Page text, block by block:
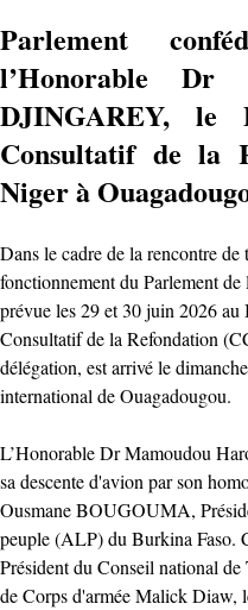
Parlement
l’Honorable Dr
DJINGAREY, le
Consultatif de la
Niger à
Dans le cadre de la rencontre
fonctionnement du Parlement
prévue les 29 et 30 juin 2026
Consultatif de la Refondation
délégation, est arrivé le
international de Ouagadougou.
L’Honorable Dr Mamoudou
sa descente d'avion par son
Ousmane BOUGOUMA,
peuple (ALP) du Burkina Faso.
Président du Conseil national
de Corps d'armée Malick Diaw,